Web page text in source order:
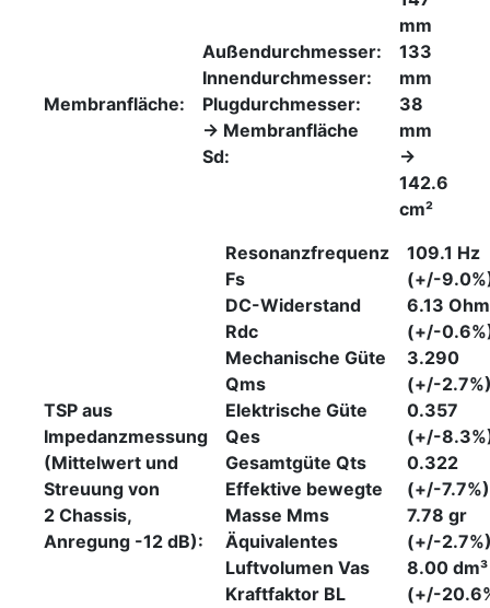
Membranfläche:
Außendurchmesser:
Innendurchmesser:
Plugdurchmesser:
-> Membranfläche
Sd:
mm
133
mm
38
mm
->
142.6
cm²
TSP aus
Impedanzmessung
(Mittelwert und
Streuung von
2 Chassis,
Anregung -12 dB):
Resonanzfrequenz
Fs
DC-Widerstand
Rdc
Mechanische Güte
Qms
Elektrische Güte
Qes
Gesamtgüte Qts
Effektive bewegte
Masse Mms
Äquivalentes
Luftvolumen Vas
Kraftfaktor BL
109.1 Hz
(+/-
6.13 Ohm
(+/-
3.290
(+/-
0.357
(+/-
0.322
(+/-7.7%)
7.78 gr
(+/-
8.00 dm³
(+/-